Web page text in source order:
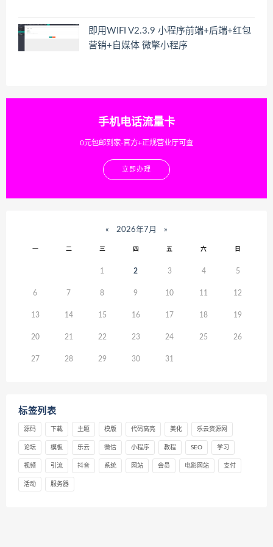
即用WIFI V2.3.9 小程序前端+后端+红包
营销+自媒体 微擎小程序
手机电话流量卡
0元包邮到家-官方+正规营业厅可查
立即办理
« 2026年7月 »
一 二 三 四 五 六 日
1 2 3 4 5
6 7 8 9 10 11 12
13 14 15 16 17 18 19
20 21 22 23 24 25 26
27 28 29 30 31
标签列表
源码 下载 主题 模版 代码高亮 美化 乐云资源网
论坛 模板 乐云 微信 小程序 教程 SEO 学习
视频 引流 抖音 系统 网站 会员 电影网站 支付
活动 服务器